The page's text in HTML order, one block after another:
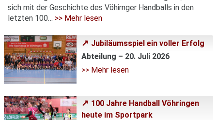
sich mit der Geschichte des Vöhirnger Handballs in den
letzten 100… >> Mehr lesen
Jubiläumsspiel ein voller Erfolg
Abteilung – 20. Juli 2026
>> Mehr lesen
100 Jahre Handball Vöhringen
heute im Sportpark